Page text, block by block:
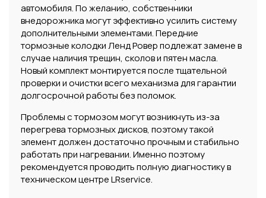
автомобиля. По желанию, собственники
внедорожника могут эффективно усилить систему
дополнительными элементами. Передние
тормозные колодки Ленд Ровер подлежат замене в
случае наличия трещин, сколов и пятен масла.
Новый комплект монтируется после тщательной
проверки и очистки всего механизма для гарантии
долгосрочной работы без поломок.
Проблемы с тормозом могут возникнуть из-за
перегрева тормозных дисков, поэтому такой
элемент должен достаточно прочным и стабильно
работать при нагревании. Именно поэтому
рекомендуется проводить полную диагностику в
техническом центре LRservice.